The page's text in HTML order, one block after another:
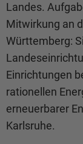
Landes.
Mitwirkung an
Württemberg:
Einrichtungen
rationellen
erneuerbarer
Karlsruhe.